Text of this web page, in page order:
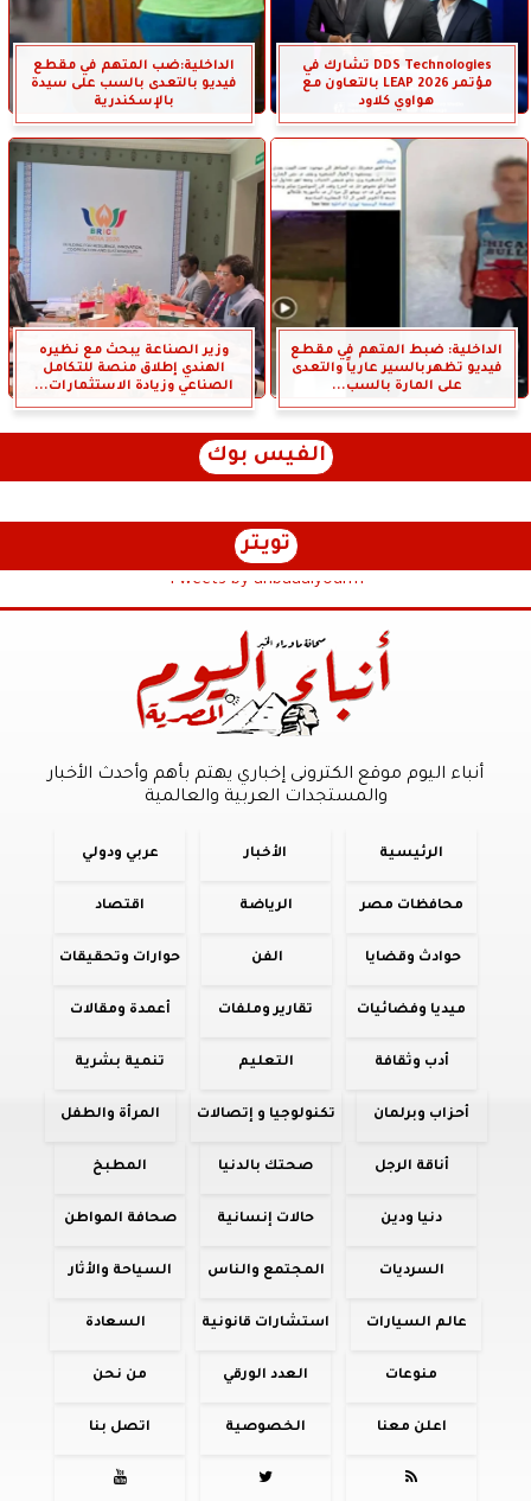
DDS Technologies تشارك في
مؤتمر LEAP 2026 بالتعاون مع
هواوي كلاود
الداخلية:ضب المتهم في مقطع
فيديو بالتعدى بالسب على سيدة
بالإسكندرية
الداخلية: ضبط المتهم في مقطع
فيديو تظهربالسير عارياً والتعدى
على المارة بالسب...
وزير الصناعة يبحث مع نظيره
الهندي إطلاق منصة للتكامل
الصناعي وزيادة الاستثمارات...
الفيس بوك
تويتر
Tweets by anbaaalyoum1
أنباء اليوم موقع الكترونى إخباري يهتم بأهم وأحدث الأخبار
والمستجدات العربية والعالمية
الرئيسية الأخبار عربي ودولي
محافظات مصر الرياضة اقتصاد
حوادث وقضايا الفن حوارات وتحقيقات
ميديا وفضائيات تقارير وملفات أعمدة ومقالات
أدب وثقافة التعليم تنمية بشرية
أحزاب وبرلمان تكنولوجيا و إتصالات المرأة والطفل
أناقة الرجل صحتك بالدنيا المطبخ
دنيا ودين حالات إنسانية صحافة المواطن
السرديات المجتمع والناس السياحة والأثار
عالم السيارات استشارات قانونية السعادة
منوعات العدد الورقي من نحن
اعلن معنا الخصوصية اتصل بنا


